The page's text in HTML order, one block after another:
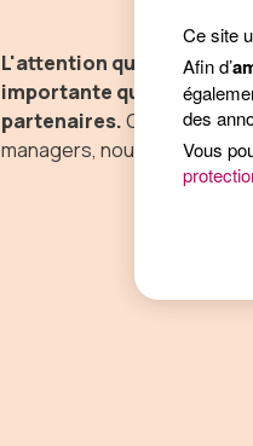
L'attention que nous
importante que celle que
partenaires.Grâce à
managers, nous offrons un
Ce site
Afin d’
des
Vous